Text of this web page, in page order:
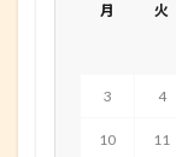
月 火
3 4
10 11